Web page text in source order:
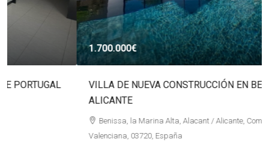
VILLA DE NUEVA CONSTRUCCIÓN EN BENISSA
Benissa, la Marina Alta, Alacant / Alicante, Comunitat
Valenciana, 03720, España